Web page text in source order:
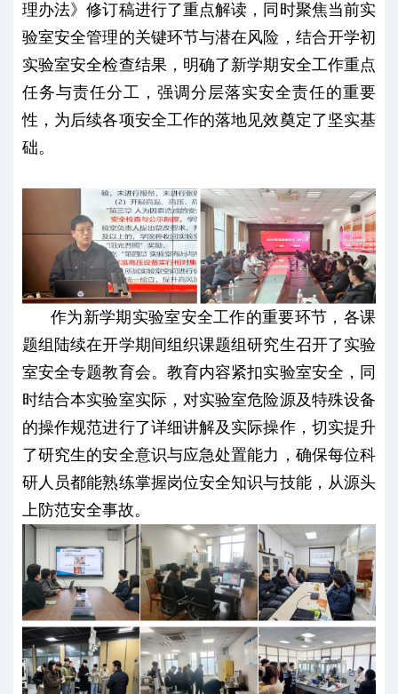
理办法》修订稿进行了重点解读，同时聚焦当前实
验室安全管理的关键环节与潜在风险，结合开学初
实验室安全检查结果，明确了新学期安全工作重点
任务与责任分工，强调分层落实安全责任的重要
性，为后续各项安全工作的落地见效奠定了坚实基
础。
作为新学期实验室安全工作的重要环节，各课
题组陆续在开学期间组织课题组研究生召开了实验
室安全专题教育会。教育内容紧扣实验室安全，同
时结合本实验室实际，对实验室危险源及特殊设备
的操作规范进行了详细讲解及实际操作，切实提升
了研究生的安全意识与应急处置能力，确保每位科
研人员都能熟练掌握岗位安全知识与技能，从源头
上防范安全事故。